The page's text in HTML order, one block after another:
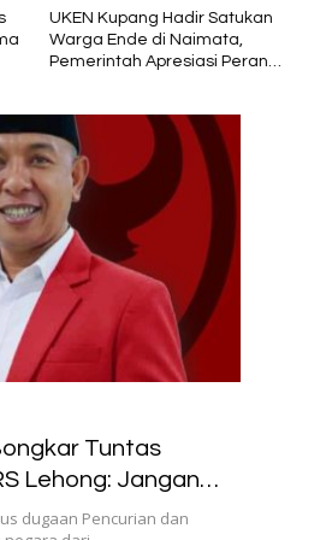
Delvis Rettob: Mental Baja yang
Membawa Perubahan dan
Harapan bagi PMKRI Periode
Tuntas
Lehong: Jangan
Oknum
dugaan Pencurian dan